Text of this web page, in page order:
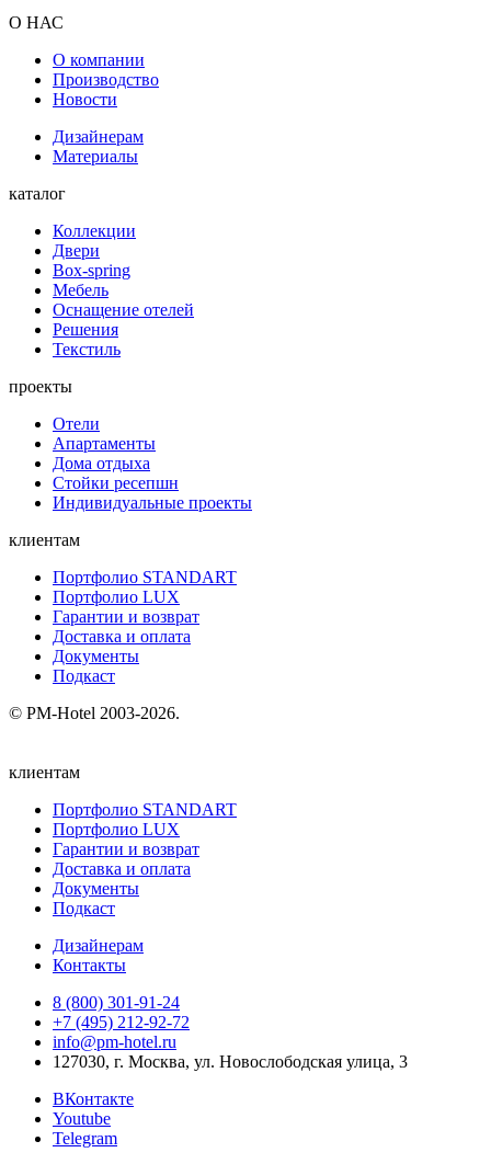
О НАС
О компании
Производство
Новости
Дизайнерам
Материалы
каталог
Коллекции
Двери
Box-spring
Мебель
Оснащение отелей
Решения
Текстиль
проекты
Отели
Апартаменты
Дома отдыха
Стойки ресепшн
Индивидуальные проекты
клиентам
Портфолио STANDART
Портфолио LUX
Гарантии и возврат
Доставка и оплата
Документы
Подкаст
© PM-Hotel 2003-2026.
клиентам
Портфолио STANDART
Портфолио LUX
Гарантии и возврат
Доставка и оплата
Документы
Подкаст
Дизайнерам
Контакты
8 (800) 301‑91‑24
+7 (495) 212‑92‑72
info@pm-hotel.ru
127030, г. Москва, ул. Новослободская улица, 3
ВКонтакте
Youtube
Telegram